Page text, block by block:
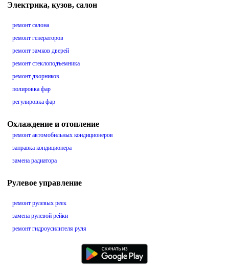
Электрика, кузов, салон
ремонт салона
ремонт генераторов
ремонт замков дверей
ремонт стеклоподъемника
ремонт дворников
полировка фар
регулировка фар
Охлаждение и отопление
ремонт автомобильных кондиционеров
заправка кондиционера
замена радиатора
Рулевое управление
ремонт рулевых реек
замена рулевой рейки
ремонт гидроусилителя руля